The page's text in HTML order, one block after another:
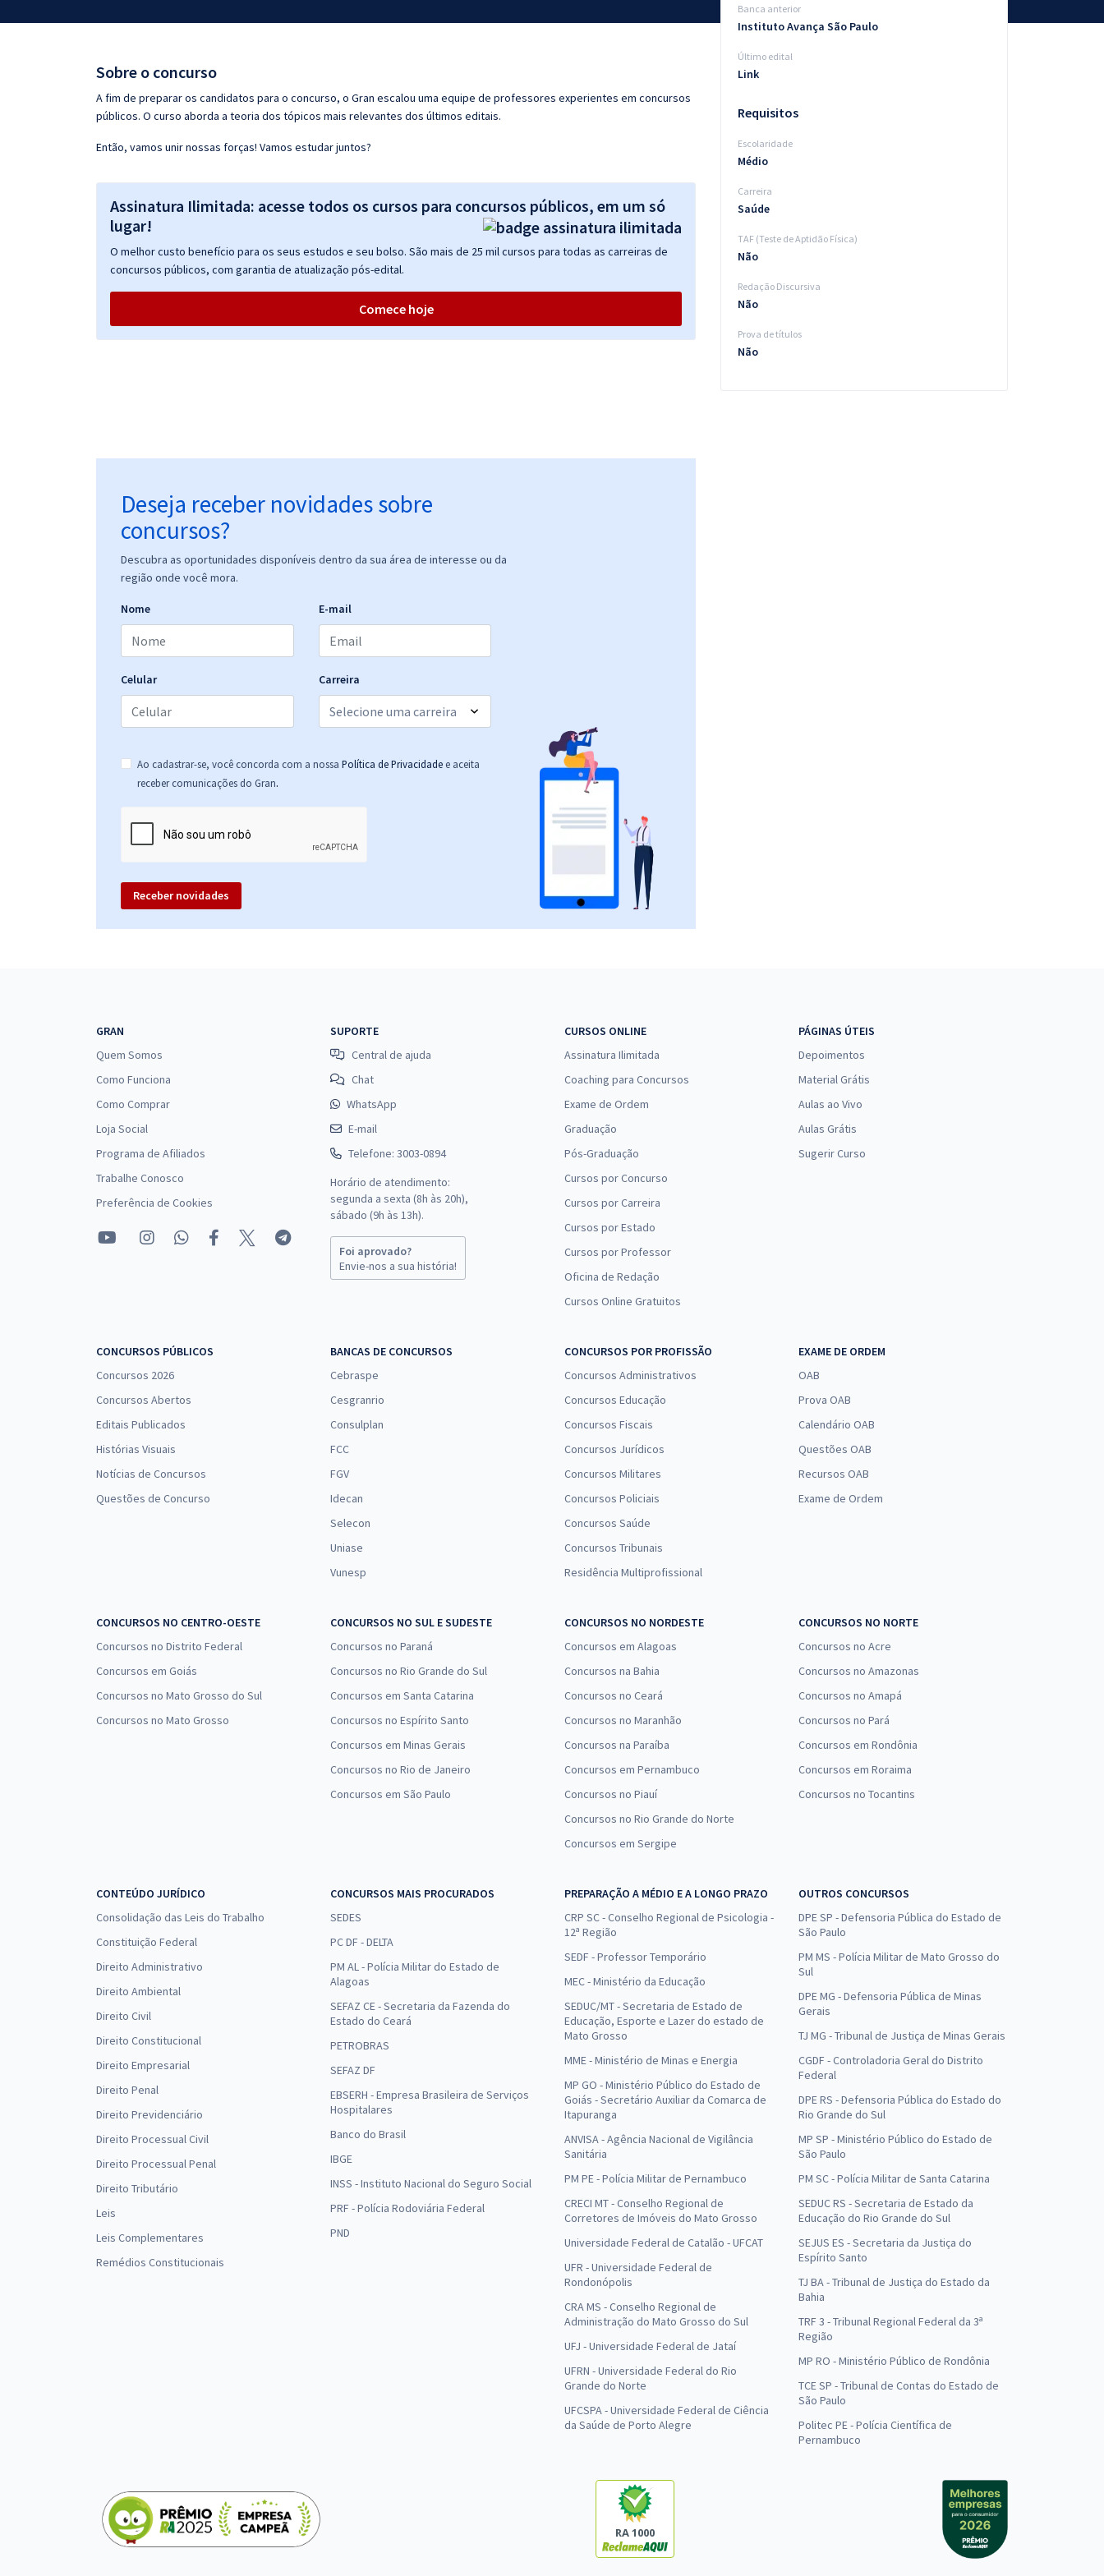
Conteúdo gratuito
Sobre o concurso
A fim de preparar os candidatos para o concurso, o Gran escalou uma equipe de professores experientes em concursos
públicos. O curso aborda a teoria dos tópicos mais relevantes dos últimos editais.
Então, vamos unir nossas forças! Vamos estudar juntos?
Assinatura Ilimitada: acesse todos os cursos para concursos públicos, em um só
lugar!
O melhor custo benefício para os seus estudos e seu bolso. São mais de 25 mil cursos para todas as carreiras de
concursos públicos, com garantia de atualização pós-edital.
Comece hoje
Deseja receber novidades sobre
concursos?
Descubra as oportunidades disponíveis dentro da sua área de interesse ou da
região onde você mora.
Nome E-mail
Celular Carreira
Ao cadastrar-se, você concorda com a nossa Política de Privacidade e aceita
receber comunicações do Gran.
Receber novidades
Banca anterior
Instituto Avança São Paulo
Último edital
Link
Requisitos
Escolaridade
Médio
Carreira
Saúde
TAF (Teste de Aptidão Física)
Não
Redação Discursiva
Não
Prova de títulos
Não
GRAN
Quem Somos
Como Funciona
Como Comprar
Loja Social
Programa de Afiliados
Trabalhe Conosco
Preferência de Cookies
SUPORTE
Central de ajuda
Chat
WhatsApp
E-mail
Telefone: 3003-0894
Horário de atendimento:
segunda a sexta (8h às 20h),
sábado (9h às 13h).
Foi aprovado?
Envie-nos a sua história!
CURSOS ONLINE
Assinatura Ilimitada
Coaching para Concursos
Exame de Ordem
Graduação
Pós-Graduação
Cursos por Concurso
Cursos por Carreira
Cursos por Estado
Cursos por Professor
Oficina de Redação
Cursos Online Gratuitos
PÁGINAS ÚTEIS
Depoimentos
Material Grátis
Aulas ao Vivo
Aulas Grátis
Sugerir Curso
CONCURSOS PÚBLICOS
Concursos 2026
Concursos Abertos
Editais Publicados
Histórias Visuais
Notícias de Concursos
Questões de Concurso
BANCAS DE CONCURSOS
Cebraspe
Cesgranrio
Consulplan
FCC
FGV
Idecan
Selecon
Uniase
Vunesp
CONCURSOS POR PROFISSÃO
Concursos Administrativos
Concursos Educação
Concursos Fiscais
Concursos Jurídicos
Concursos Militares
Concursos Policiais
Concursos Saúde
Concursos Tribunais
Residência Multiprofissional
EXAME DE ORDEM
OAB
Prova OAB
Calendário OAB
Questões OAB
Recursos OAB
Exame de Ordem
CONCURSOS NO CENTRO-OESTE
Concursos no Distrito Federal
Concursos em Goiás
Concursos no Mato Grosso do Sul
Concursos no Mato Grosso
CONCURSOS NO SUL E SUDESTE
Concursos no Paraná
Concursos no Rio Grande do Sul
Concursos em Santa Catarina
Concursos no Espírito Santo
Concursos em Minas Gerais
Concursos no Rio de Janeiro
Concursos em São Paulo
CONCURSOS NO NORDESTE
Concursos em Alagoas
Concursos na Bahia
Concursos no Ceará
Concursos no Maranhão
Concursos na Paraíba
Concursos em Pernambuco
Concursos no Piauí
Concursos no Rio Grande do Norte
Concursos em Sergipe
CONCURSOS NO NORTE
Concursos no Acre
Concursos no Amazonas
Concursos no Amapá
Concursos no Pará
Concursos em Rondônia
Concursos em Roraima
Concursos no Tocantins
CONTEÚDO JURÍDICO
Consolidação das Leis do Trabalho
Constituição Federal
Direito Administrativo
Direito Ambiental
Direito Civil
Direito Constitucional
Direito Empresarial
Direito Penal
Direito Previdenciário
Direito Processual Civil
Direito Processual Penal
Direito Tributário
Leis
Leis Complementares
Remédios Constitucionais
CONCURSOS MAIS PROCURADOS
SEDES
PC DF - DELTA
PM AL - Polícia Militar do Estado de
Alagoas
SEFAZ CE - Secretaria da Fazenda do
Estado do Ceará
PETROBRAS
SEFAZ DF
EBSERH - Empresa Brasileira de Serviços
Hospitalares
Banco do Brasil
IBGE
INSS - Instituto Nacional do Seguro Social
PRF - Polícia Rodoviária Federal
PND
PREPARAÇÃO A MÉDIO E A LONGO PRAZO
CRP SC - Conselho Regional de Psicologia -
12ª Região
SEDF - Professor Temporário
MEC - Ministério da Educação
SEDUC/MT - Secretaria de Estado de
Educação, Esporte e Lazer do estado de
Mato Grosso
MME - Ministério de Minas e Energia
MP GO - Ministério Público do Estado de
Goiás - Secretário Auxiliar da Comarca de
Itapuranga
ANVISA - Agência Nacional de Vigilância
Sanitária
PM PE - Polícia Militar de Pernambuco
CRECI MT - Conselho Regional de
Corretores de Imóveis do Mato Grosso
Universidade Federal de Catalão - UFCAT
UFR - Universidade Federal de
Rondonópolis
CRA MS - Conselho Regional de
Administração do Mato Grosso do Sul
UFJ - Universidade Federal de Jataí
UFRN - Universidade Federal do Rio
Grande do Norte
UFCSPA - Universidade Federal de Ciência
da Saúde de Porto Alegre
OUTROS CONCURSOS
DPE SP - Defensoria Pública do Estado de
São Paulo
PM MS - Polícia Militar de Mato Grosso do
Sul
DPE MG - Defensoria Pública de Minas
Gerais
TJ MG - Tribunal de Justiça de Minas Gerais
CGDF - Controladoria Geral do Distrito
Federal
DPE RS - Defensoria Pública do Estado do
Rio Grande do Sul
MP SP - Ministério Público do Estado de
São Paulo
PM SC - Polícia Militar de Santa Catarina
SEDUC RS - Secretaria de Estado da
Educação do Rio Grande do Sul
SEJUS ES - Secretaria da Justiça do
Espírito Santo
TJ BA - Tribunal de Justiça do Estado da
Bahia
TRF 3 - Tribunal Regional Federal da 3ª
Região
MP RO - Ministério Público de Rondônia
TCE SP - Tribunal de Contas do Estado de
São Paulo
Politec PE - Polícia Científica de
Pernambuco
RA 1000